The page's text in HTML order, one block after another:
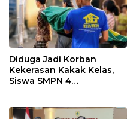
Diduga Jadi Korban
Kekerasan Kakak Kelas,
Siswa SMPN 4